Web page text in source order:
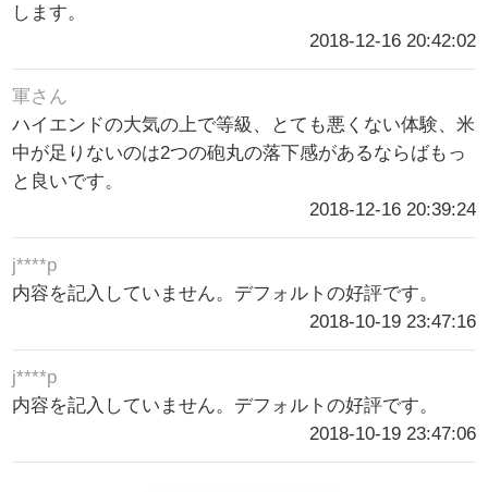
します。
2018-12-16 20:42:02
軍さん
ハイエンドの大気の上で等級、とても悪くない体験、米
中が足りないのは2つの砲丸の落下感があるならばもっ
と良いです。
2018-12-16 20:39:24
j****p
内容を記入していません。デフォルトの好評です。
2018-10-19 23:47:16
j****p
内容を記入していません。デフォルトの好評です。
2018-10-19 23:47:06